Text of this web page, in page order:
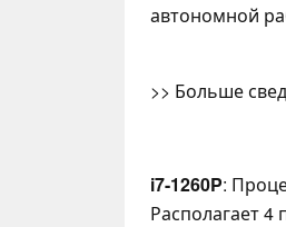
автономной
>> Больше
i7-1260P:
Располагает